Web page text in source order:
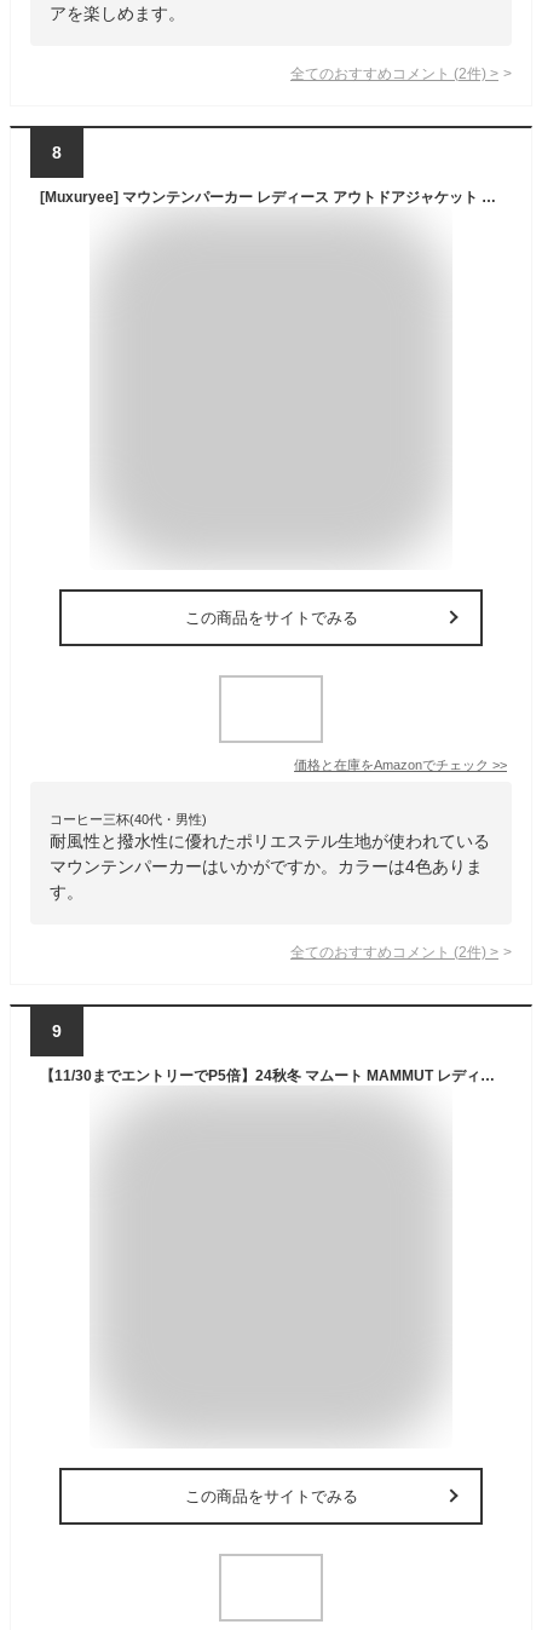
アを楽しめます。
全てのおすすめコメント (2件) >
8
[Muxuryee] マウンテンパーカー レディース アウトドアジャケット ウインドブレーカー 登山 キャンプ 釣り 防風 撥水 J91 WT M
この商品をサイトでみる
価格と在庫をAmazonでチェック >>
コーヒー三杯(40代・男性)
耐風性と撥水性に優れたポリエステル生地が使われている
マウンテンパーカーはいかがですか。カラーは4色ありま
す。
全てのおすすめコメント (2件) >
9
【11/30までエントリーでP5倍】24秋冬 マムート MAMMUT レディース マクン 2.0 ソフトシェル フーデッド ジャケット AF 1011-00802 撥水 ソフトシェル ストレッチ マウンテンパーカー フード付き アウトドア キャンプ 登山
この商品をサイトでみる